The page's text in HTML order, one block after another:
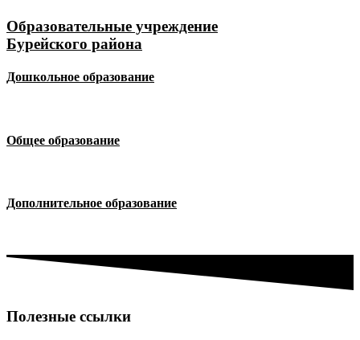
Образовательные учреждение
Бурейского района
Дошкольное образование
Общее образование
Дополнительное образование
Полезные ссылки